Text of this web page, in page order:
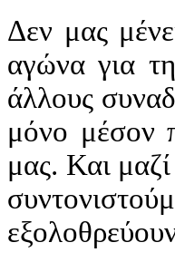
Δεν μας
αγώνα για
άλλους
μόνο μέσον
μας. Και